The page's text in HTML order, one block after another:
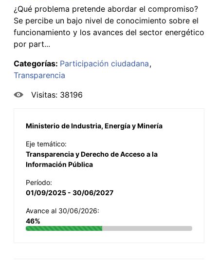
¿Qué problema pretende abordar el compromiso?
Se percibe un bajo nivel de conocimiento sobre el
funcionamiento y los avances del sector energético
por part...
Categorías: Participación ciudadana
Transparencia
Visitas: 38196
Ministerio de Industria, Energía y Minería
Eje temático:
Transparencia y Derecho de Acceso a la
Información Pública
Período:
01/09/2025 - 30/06/2027
Avance al 30/06/2026:
46%